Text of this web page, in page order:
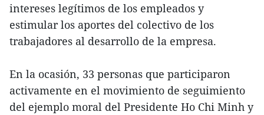
intereses legítimos de los empleados y
estimular los aportes del colectivo de los
trabajadores al desarrollo de la empresa.
En la ocasión, 33 personas que participaron
activamente en el movimiento de seguimiento
del ejemplo moral del Presidente Ho Chi Minh y